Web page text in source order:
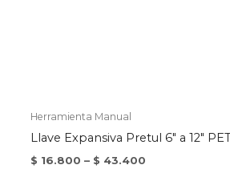
Herramienta Manual
Llave Expansiva Pretul 6″ a 12″
$ 16.800 – $ 43.400